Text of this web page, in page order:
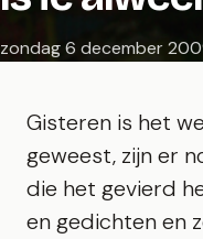
zondag 6 december
Gisteren is het
geweest, zijn er
die het gevierd
en gedichten en